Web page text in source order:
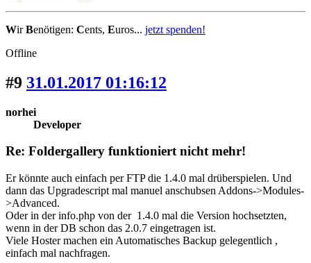
WirBenötigen: Cents, Euros... jetzt spenden!
Offline
#9 31.01.2017 01:16:12
norhei
Developer
Re: Foldergallery funktioniert nicht mehr!
Er könnte auch einfach per FTP die 1.4.0 mal drüberspielen. Und
dann das Upgradescript mal manuel anschubsen Addons->Modules-
>Advanced.
Oder in der info.php von der 1.4.0 mal die Version hochsetzten,
wenn in der DB schon das 2.0.7 eingetragen ist.
Viele Hoster machen ein Automatisches Backup gelegentlich ,
einfach mal nachfragen.